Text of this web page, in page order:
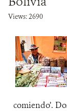
Views: 2690
comiendo’.